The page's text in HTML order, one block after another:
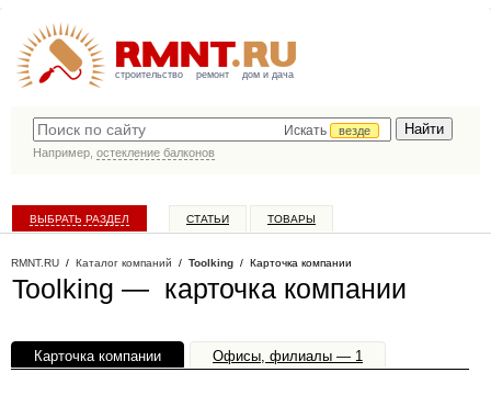
строительство ремонт дом и дача
Искать
везде
Например, остекление балконов
ВЫБРАТЬ РАЗДЕЛ СТАТЬИ ТОВАРЫ
RMNT.RU / Каталог компаний / Toolking / Карточка компании
Toolking — карточка компании
Карточка компании Офисы, филиалы — 1